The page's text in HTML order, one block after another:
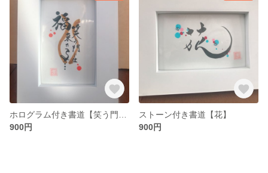
900円
ストーン付き書道【花】
900円